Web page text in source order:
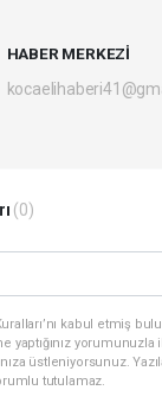
HABER MERKEZİ
(0)
kabul etmiş
yorumunuzla
üstleniyorsunuz.
tutulamaz.